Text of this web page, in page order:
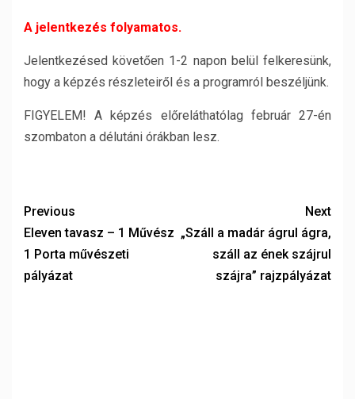
A jelentkezés folyamatos.
Jelentkezésed követően 1-2 napon belül felkeresünk,
hogy a képzés részleteiről és a programról beszéljünk.
FIGYELEM! A képzés előreláthatólag február 27-én
szombaton a délutáni órákban lesz.
Previous
Eleven tavasz – 1 Művész
1 Porta művészeti
pályázat
Next
„Száll a madár ágrul ágra,
száll az ének szájrul
szájra” rajzpályázat